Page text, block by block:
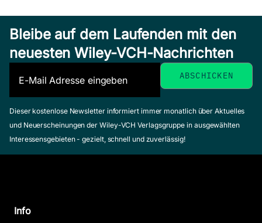
Bleibe auf dem Laufenden mit den
neuesten Wiley-VCH-Nachrichten
Dieser kostenlose Newsletter informiert immer monatlich über Aktuelles
und Neuerscheinungen der Wiley-VCH Verlagsgruppe in ausgewählten
Interessensgebieten - gezielt, schnell und zuverlässig!
Info